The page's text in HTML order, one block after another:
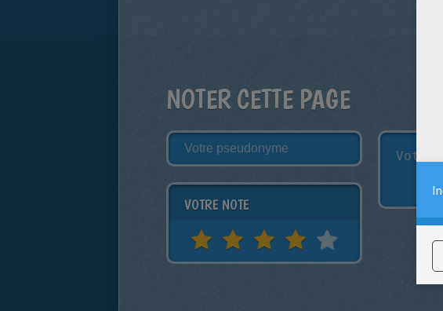
NOTER CETTE PAGE
VOTRE NOTE